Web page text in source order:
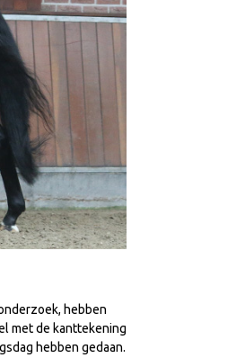
hebben
met de kanttekening
hebben gedaan.